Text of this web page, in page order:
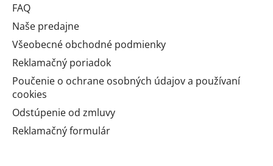
FAQ
Naše predajne
Všeobecné obchodné podmienky
Reklamačný poriadok
Poučenie o ochrane osobných údajov a používaní
cookies
Odstúpenie od zmluvy
Reklamačný formulár